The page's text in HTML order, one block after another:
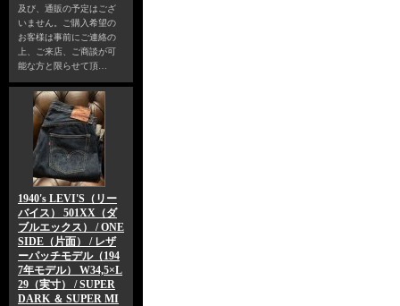
及び、通販の予定はござ
いません。ご購入希望の
お客様は事前にご連絡の
上、ご来店、ご商談が可
能な方と限らせて頂…
1940's LEVI'S（リー
バイス） 501XX（ダ
ブルエックス） / ONE
SIDE（片面） / レザ
ーパッチモデル（194
7年モデル） W34,5×L
29（実寸） / SUPER
DARK ＆ SUPER MI